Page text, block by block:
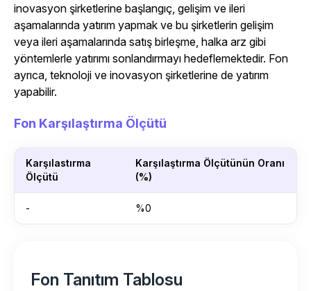
inovasyon şirketlerine başlangıç, gelişim ve ileri
aşamalarında yatırım yapmak ve bu şirketlerin gelişim
veya ileri aşamalarında satış birleşme, halka arz gibi
yöntemlerle yatırımı sonlandırmayı hedeflemektedir. Fon
ayrıca, teknoloji ve inovasyon şirketlerine de yatırım
yapabilir.
Fon Karşılaştırma Ölçütü
Karşılastırma
Ölçütü
Karşılaştırma Ölçütünün Oranı
(%)
- %0
Fon Tanıtım Tablosu